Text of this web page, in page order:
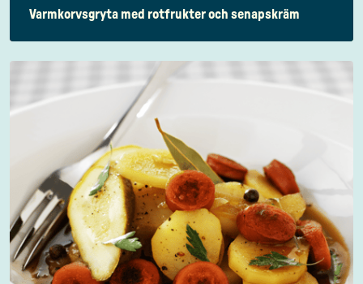
Varmkorvsgryta med rotfrukter och senapskräm